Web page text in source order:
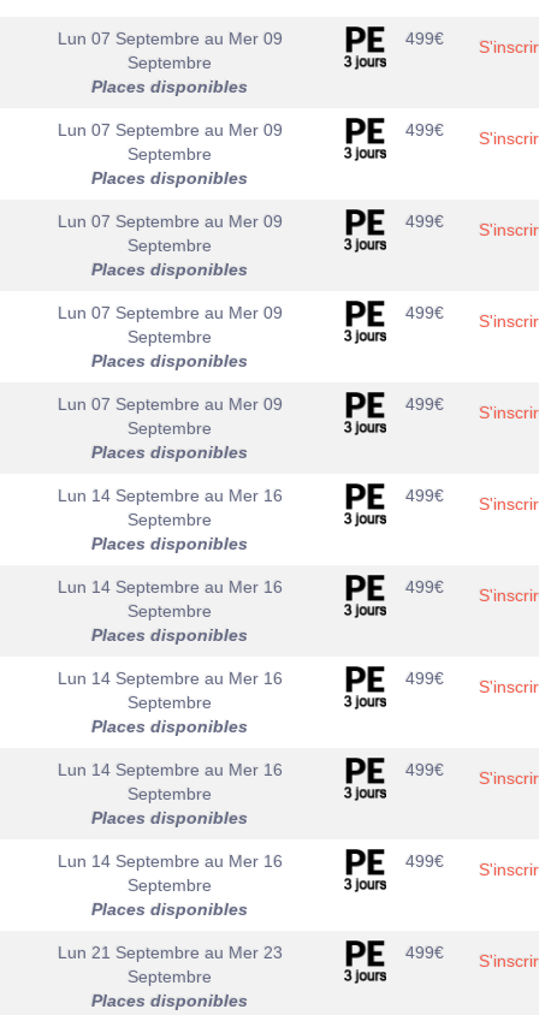
Lun 07 Septembre au Mer 09
Septembre
Places disponibles
499€
Lun 07 Septembre au Mer 09
Septembre
Places disponibles
499€
Lun 07 Septembre au Mer 09
Septembre
Places disponibles
499€
Lun 07 Septembre au Mer 09
Septembre
Places disponibles
499€
Lun 07 Septembre au Mer 09
Septembre
Places disponibles
499€
Lun 14 Septembre au Mer 16
Septembre
Places disponibles
499€
Lun 14 Septembre au Mer 16
Septembre
Places disponibles
499€
Lun 14 Septembre au Mer 16
Septembre
Places disponibles
499€
Lun 14 Septembre au Mer 16
Septembre
Places disponibles
499€
Lun 14 Septembre au Mer 16
Septembre
Places disponibles
499€
Lun 21 Septembre au Mer 23
Septembre
Places disponibles
499€